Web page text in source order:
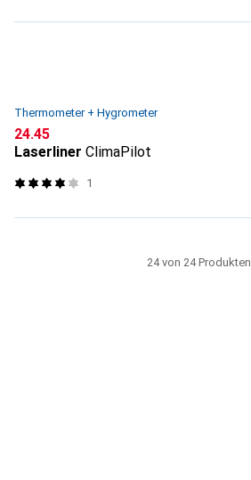
Thermometer + Hygrometer
CHF
24.45
Laserliner ClimaPilot
1
24 von 24 Produkten